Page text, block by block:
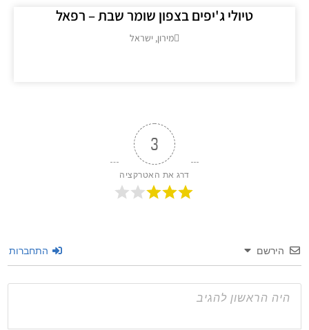
טיולי ג'יפים בצפון שומר שבת – רפאל
מירון, ישראל
דרג את האטרקציה
התחברות